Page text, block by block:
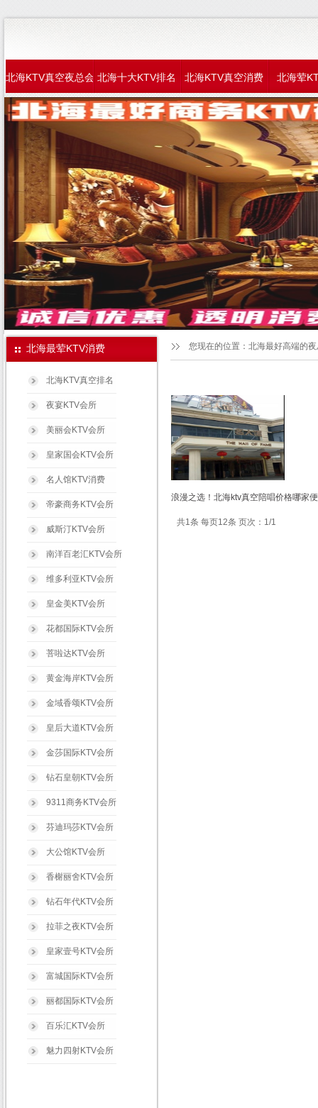
北海KTV真空夜总会 北海十大KTV排名 北海KTV真空消费 北海荤
北海最荤KTV消费
北海KTV真空排名
夜宴KTV会所
美丽会KTV会所
皇家国会KTV会所
名人馆KTV消费
帝豪商务KTV会所
威斯汀KTV会所
南洋百老汇KTV会所
维多利亚KTV会所
皇金美KTV会所
花都国际KTV会所
菩啦达KTV会所
黄金海岸KTV会所
金域香颂KTV会所
皇后大道KTV会所
金莎国际KTV会所
钻石皇朝KTV会所
9311商务KTV会所
芬迪玛莎KTV会所
大公馆KTV会所
香榭丽舍KTV会所
钻石年代KTV会所
拉菲之夜KTV会所
皇家壹号KTV会所
富城国际KTV会所
丽都国际KTV会所
百乐汇KTV会所
魅力四射KTV会所
浪漫之选！北海ktv真空陪唱价格哪家
共1条 每页12条 页次：1/1
您现在的位置： 北海最好高端的